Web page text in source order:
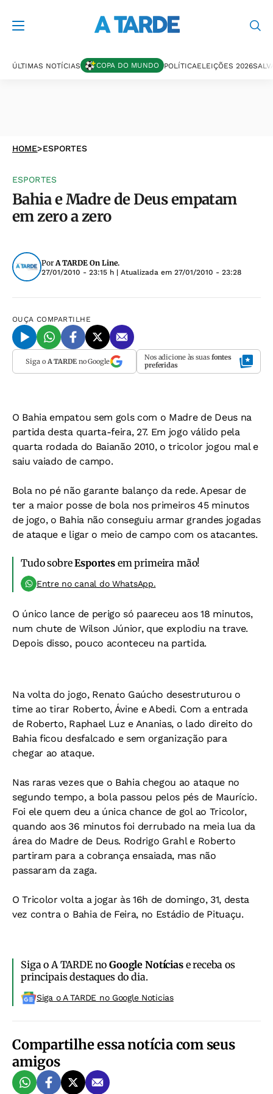
ÚLTIMAS NOTÍCIAS COPA DO MUNDO POLÍTICAELEIÇÕES 2026
HOME>ESPORTES
ESPORTES
Bahia e Madre de Deus empatam
em zero a zero
PorA TARDE On Line.
27/01/2010 - 23:15 h | Atualizada em 27/01/2010 - 23:28
OUÇA COMPARTILHE
Siga o A TARDEno Google Nos adicione às suas fontes
preferidas
O Bahia empatou sem gols com o Madre de Deus na
partida desta quarta-feira, 27. Em jogo válido pela
quarta rodada do Baianão 2010, o tricolor jogou mal e
saiu vaiado de campo.
Bola no pé não garante balanço da rede. Apesar de
ter a maior posse de bola nos primeiros 45 minutos
de jogo, o Bahia não conseguiu armar grandes jogadas
de ataque e ligar o meio de campo com os atacantes.
Tudo sobreEsportesem primeira mão!
Entre no canal do WhatsApp.
O único lance de perigo só paareceu aos 18 minutos,
num chute de Wilson Júnior, que explodiu na trave.
Depois disso, pouco aconteceu na partida.
Na volta do jogo, Renato Gaúcho desestruturou o
time ao tirar Roberto, Ávine e Abedi. Com a entrada
de Roberto, Raphael Luz e Ananias, o lado direito do
Bahia ficou desfalcado e sem organização para
chegar ao ataque.
Nas raras vezes que o Bahia chegou ao ataque no
segundo tempo, a bola passou pelos pés de Maurício.
Foi ele quem deu a única chance de gol ao Tricolor,
quando aos 36 minutos foi derrubado na meia lua da
área do Madre de Deus. Rodrigo Grahl e Roberto
partiram para a cobrança ensaiada, mas não
passaram da zaga.
O Tricolor volta a jogar às 16h de domingo, 31, desta
vez contra o Bahia de Feira, no Estádio de Pituaçu.
Siga o A TARDE noGoogle Notíciase receba os
principais destaques do dia.
Siga o A TARDE no Google Noticias
Compartilhe essa notícia com seus
amigos